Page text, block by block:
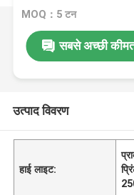
MOQ：5 टन
सबसे अच्छी
उत्पाद विवरण
हाई लाइट: